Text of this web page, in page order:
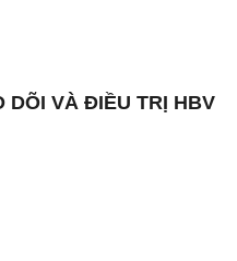
DÕI VÀ ĐIỀU TRỊ HBV